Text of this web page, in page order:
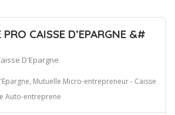
CAISSE D’EPARGNE &#
D'Epargne
Mutuelle Micro-entrepreneur - Caisse
Auto-entreprene